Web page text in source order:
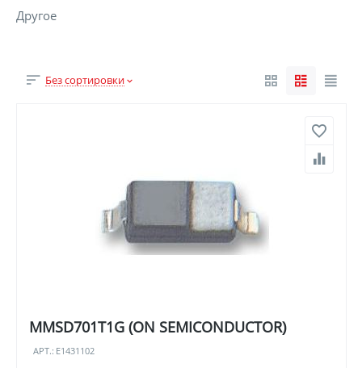
Другое
Без сортировки
MMSD701T1G (ON SEMICONDUCTOR)
АРТ.: E1431102